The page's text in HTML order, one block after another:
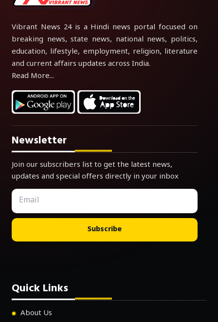
Vibrant News 24 is a Hindi news portal focused on
breaking news, state news, national news, politics,
education, lifestyle, employment, religion, literature
and current affairs updates across India.
Read More...
Newsletter
Join our subscribers list to get the latest news,
updates and special offers directly in your inbox
Subscribe
Quick Links
About Us